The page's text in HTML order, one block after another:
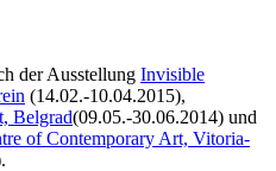
der Ausstellung Invisible
(14.02.-10.04.2015),
Belgrad(09.05.-30.06.2014) und
of Contemporary Art, Vitoria-